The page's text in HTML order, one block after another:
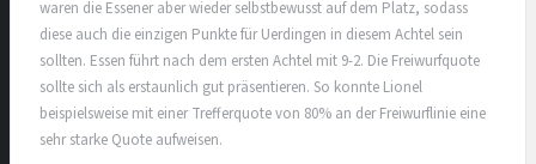
waren die Essener aber wieder selbstbewusst auf dem Platz, sodass
diese auch die einzigen Punkte für Uerdingen in diesem Achtel sein
sollten. Essen führt nach dem ersten Achtel mit 9-2. Die Freiwurfquote
sollte sich als erstaunlich gut präsentieren. So konnte Lionel
beispielsweise mit einer Trefferquote von 80% an der Freiwurflinie eine
sehr starke Quote aufweisen.